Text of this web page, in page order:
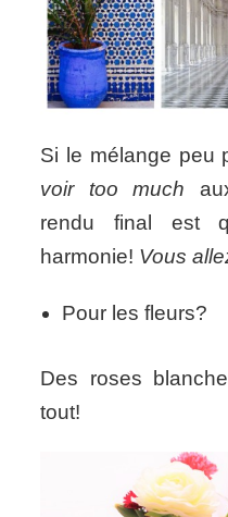
Si le mélange peu
voir too much
rendu final est
harmonie! Vous
Pour les fleurs?
Des roses
tout!